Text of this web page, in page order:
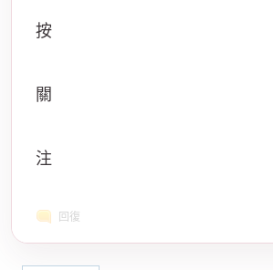
按
關
注
回復